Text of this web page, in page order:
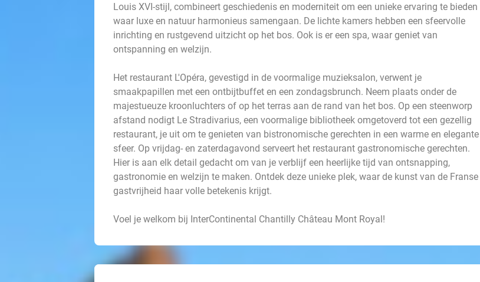
Louis XVI-stijl, combineert geschiedenis en moderniteit om een unieke ervaring te bieden
waar luxe en natuur harmonieus samengaan. De lichte kamers hebben een sfeervolle
inrichting en rustgevend uitzicht op het bos. Ook is er een spa, waar geniet van
ontspanning en welzijn.
Het restaurant L'Opéra, gevestigd in de voormalige muzieksalon, verwent je
smaakpapillen met een ontbijtbuffet en een zondagsbrunch. Neem plaats onder de
majestueuze kroonluchters of op het terras aan de rand van het bos. Op een steenworp
afstand nodigt Le Stradivarius, een voormalige bibliotheek omgetoverd tot een gezellig
restaurant, je uit om te genieten van bistronomische gerechten in een warme en elegante
sfeer. Op vrijdag- en zaterdagavond serveert het restaurant gastronomische gerechten.
Hier is aan elk detail gedacht om van je verblijf een heerlijke tijd van ontsnapping,
gastronomie en welzijn te maken. Ontdek deze unieke plek, waar de kunst van de Franse
gastvrijheid haar volle betekenis krijgt.
Voel je welkom bij InterContinental Chantilly Château Mont Royal!